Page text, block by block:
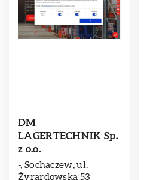
DM
LAGERTECHNIK Sp.
z o.o.
-, Sochaczew, ul.
Żyrardowska 53